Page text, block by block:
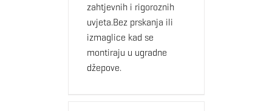
zahtjevnih i rigoroznih
uvjeta.Bez prskanja ili
izmaglice kad se
montiraju u ugradne
džepove.